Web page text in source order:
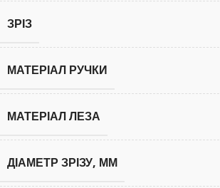
ЗРІЗ
МАТЕРІАЛ РУЧКИ
МАТЕРІАЛ ЛЕЗА
ДІАМЕТР ЗРІЗУ, ММ